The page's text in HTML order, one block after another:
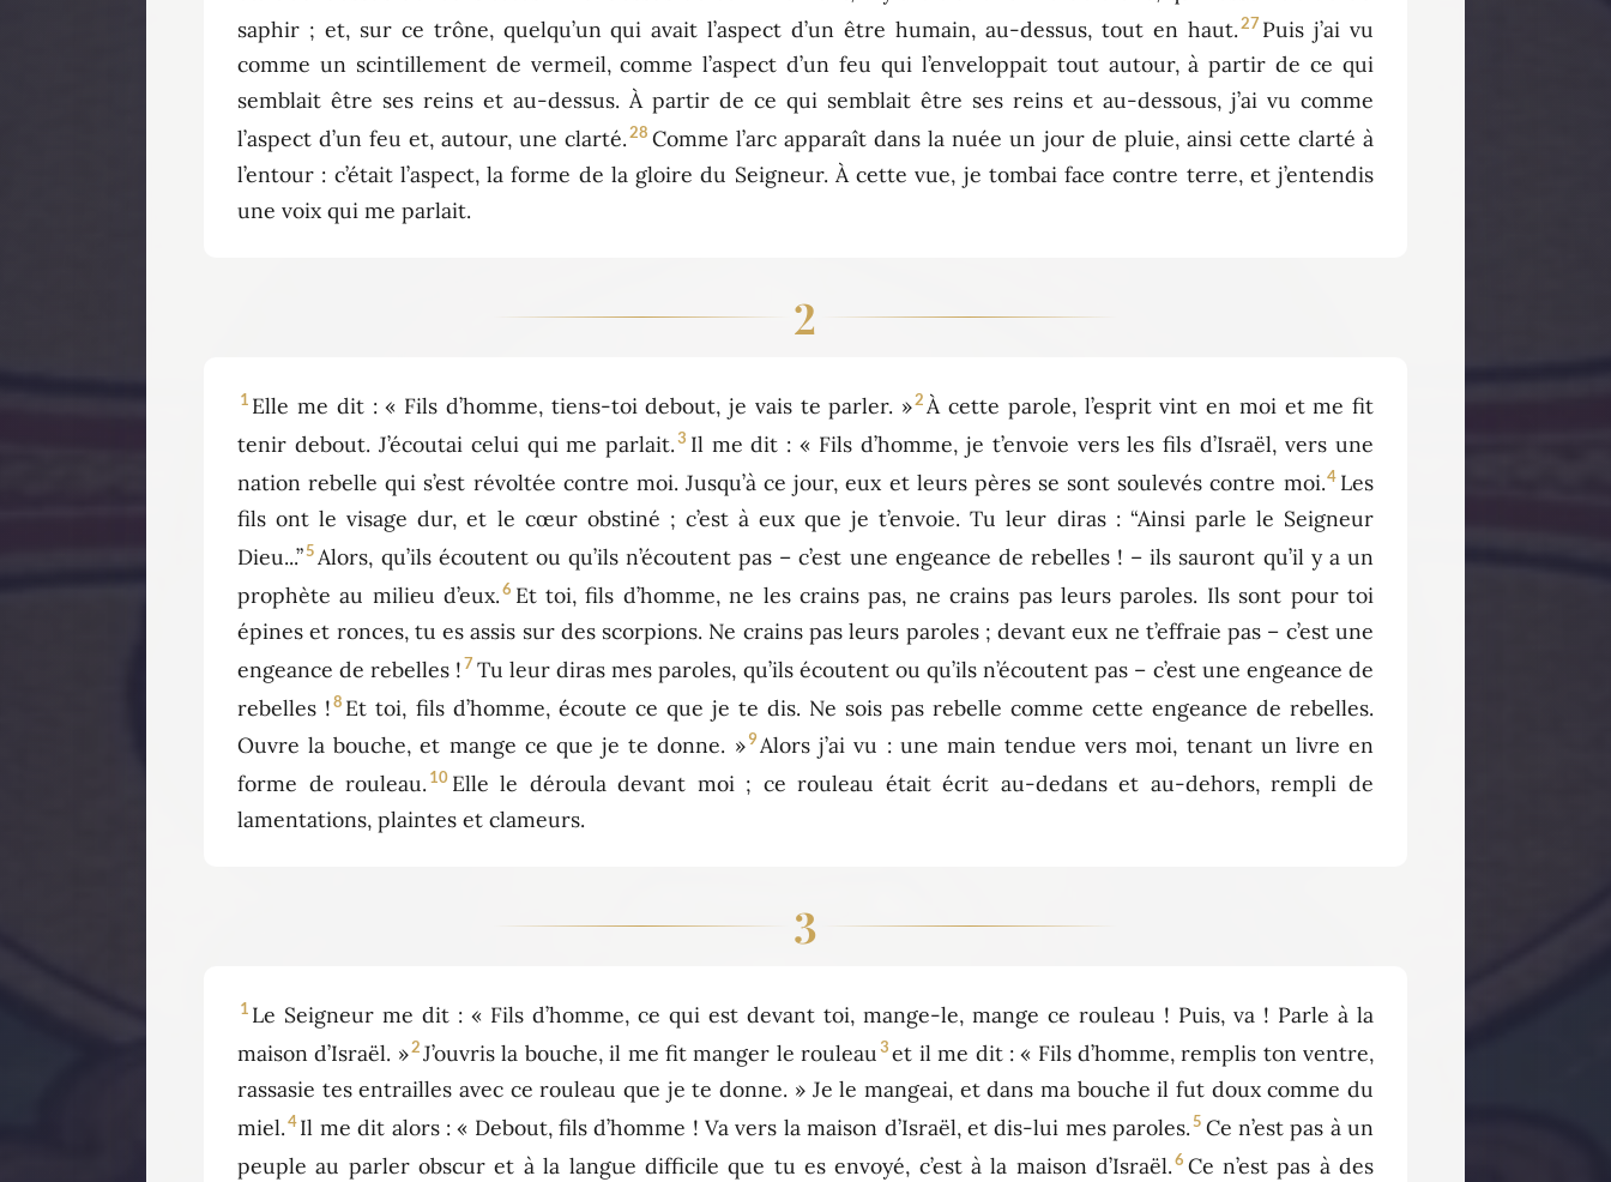
saphir ; et, sur ce trône, quelqu’un qui avait l’aspect d’un être humain, au-dessus, tout en haut.27 Puis j’ai vu
comme un scintillement de vermeil, comme l’aspect d’un feu qui l’enveloppait tout autour, à partir de ce qui
semblait être ses reins et au-dessus. À partir de ce qui semblait être ses reins et au-dessous, j’ai vu comme
l’aspect d’un feu et, autour, une clarté. 28 Comme l’arc apparaît dans la nuée un jour de pluie, ainsi cette clarté à
l’entour : c’était l’aspect, la forme de la gloire du Seigneur. À cette vue, je tombai face contre terre, et j’entendis
une voix qui me parlait.
2
1 Elle me dit : « Fils d’homme, tiens-toi debout, je vais te parler. »2 À cette parole, l’esprit vint en moi et me fit
tenir debout. J’écoutai celui qui me parlait.3 Il me dit : « Fils d’homme, je t’envoie vers les fils d’Israël, vers une
nation rebelle qui s’est révoltée contre moi. Jusqu’à ce jour, eux et leurs pères se sont soulevés contre moi.4 Les
fils ont le visage dur, et le cœur obstiné ; c’est à eux que je t’envoie. Tu leur diras : “Ainsi parle le Seigneur
Dieu...”5 Alors, qu’ils écoutent ou qu’ils n’écoutent pas – c’est une engeance de rebelles ! – ils sauront qu’il y a un
prophète au milieu d’eux.6 Et toi, fils d’homme, ne les crains pas, ne crains pas leurs paroles. Ils sont pour toi
épines et ronces, tu es assis sur des scorpions. Ne crains pas leurs paroles ; devant eux ne t’effraie pas – c’est une
engeance de rebelles ! 7 Tu leur diras mes paroles, qu’ils écoutent ou qu’ils n’écoutent pas – c’est une engeance de
rebelles !8 Et toi, fils d’homme, écoute ce que je te dis. Ne sois pas rebelle comme cette engeance de rebelles.
Ouvre la bouche, et mange ce que je te donne. » 9Alors j’ai vu : une main tendue vers moi, tenant un livre en
forme de rouleau. 10 Elle le déroula devant moi ; ce rouleau était écrit au-dedans et au-dehors, rempli de
lamentations, plaintes et clameurs.
3
1 Le Seigneur me dit : « Fils d’homme, ce qui est devant toi, mange-le, mange ce rouleau ! Puis, va ! Parle à la
maison d’Israël. »2J’ouvris la bouche, il me fit manger le rouleau3 et il me dit : « Fils d’homme, remplis ton ventre,
rassasie tes entrailles avec ce rouleau que je te donne. » Je le mangeai, et dans ma bouche il fut doux comme du
miel.4Il me dit alors : « Debout, fils d’homme ! Va vers la maison d’Israël, et dis-lui mes paroles.5 Ce n’est pas à un
peuple au parler obscur et à la langue difficile que tu es envoyé, c’est à la maison d’Israël.6 Ce n’est pas à des